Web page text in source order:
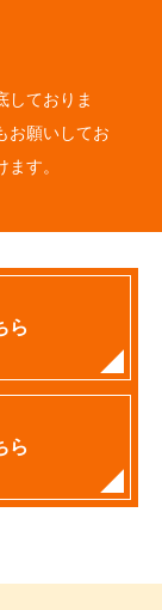
しておりま
お願いしてお
す。
ら
ら